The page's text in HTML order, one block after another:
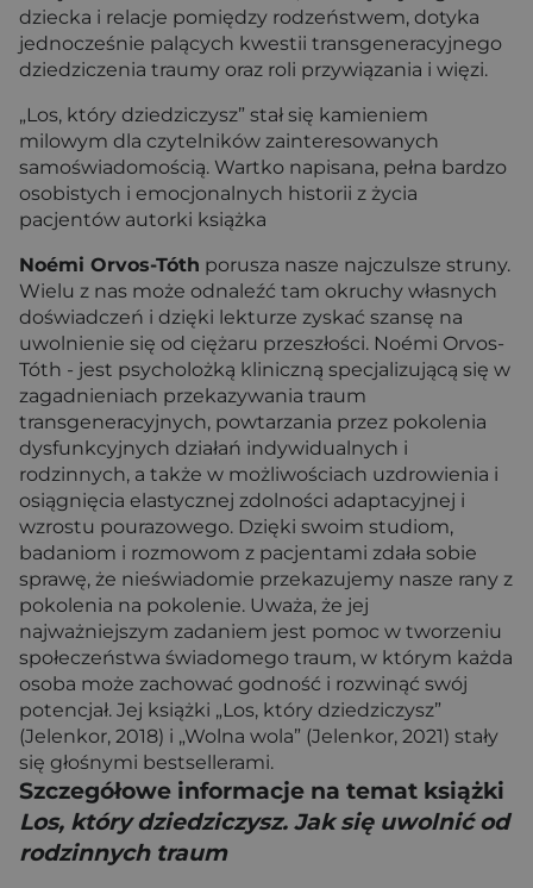
dziecka i relacje pomiędzy rodzeństwem, dotyka
jednocześnie palących kwestii transgeneracyjnego
dziedziczenia traumy oraz roli przywiązania i więzi.
„Los, który dziedziczysz” stał się kamieniem
milowym dla czytelników zainteresowanych
samoświadomością. Wartko napisana, pełna bardzo
osobistych i emocjonalnych historii z życia
pacjentów autorki książka
Noémi Orvos-Tóth porusza nasze najczulsze struny.
Wielu z nas może odnaleźć tam okruchy własnych
doświadczeń i dzięki lekturze zyskać szansę na
uwolnienie się od ciężaru przeszłości. Noémi Orvos-
Tóth - jest psycholożką kliniczną specjalizującą się w
zagadnieniach przekazywania traum
transgeneracyjnych, powtarzania przez pokolenia
dysfunkcyjnych działań indywidualnych i
rodzinnych, a także w możliwościach uzdrowienia i
osiągnięcia elastycznej zdolności adaptacyjnej i
wzrostu pourazowego. Dzięki swoim studiom,
badaniom i rozmowom z pacjentami zdała sobie
sprawę, że nieświadomie przekazujemy nasze rany z
pokolenia na pokolenie. Uważa, że jej
najważniejszym zadaniem jest pomoc w tworzeniu
społeczeństwa świadomego traum, w którym każda
osoba może zachować godność i rozwinąć swój
potencjał. Jej książki „Los, który dziedziczysz”
(Jelenkor, 2018) i „Wolna wola” (Jelenkor, 2021) stały
się głośnymi bestsellerami.
Szczegółowe informacje na temat książki
Los, który dziedziczysz. Jak się uwolnić od
rodzinnych traum